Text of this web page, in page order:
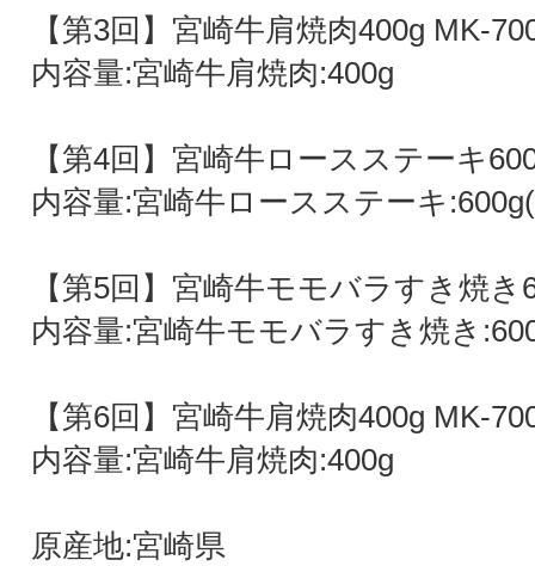
【第3回】宮崎牛肩焼肉400g MK-
内容量:宮崎牛肩焼肉:400g
【第4回】宮崎牛ロースステーキ
内容量:宮崎牛ロースステーキ
【第5回】宮崎牛モモバラすき焼き
内容量:宮崎牛モモバラすき焼き
【第6回】宮崎牛肩焼肉400g MK-
内容量:宮崎牛肩焼肉:400g
原産地:宮崎県